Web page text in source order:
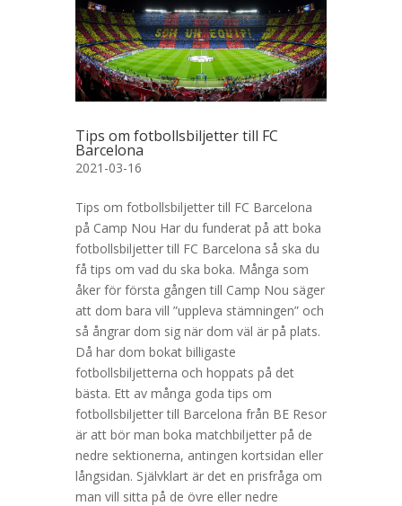
Tips om fotbollsbiljetter till FC
Barcelona
2021-03-16
Tips om fotbollsbiljetter till FC Barcelona
på Camp Nou Har du funderat på att boka
fotbollsbiljetter till FC Barcelona så ska du
få tips om vad du ska boka. Många som
åker för första gången till Camp Nou säger
att dom bara vill ”uppleva stämningen” och
så ångrar dom sig när dom väl är på plats.
Då har dom bokat billigaste
fotbollsbiljetterna och hoppats på det
bästa. Ett av många goda tips om
fotbollsbiljetter till Barcelona från BE Resor
är att bör man boka matchbiljetter på de
nedre sektionerna, antingen kortsidan eller
långsidan. Självklart är det en prisfråga om
man vill sitta på de övre eller nedre